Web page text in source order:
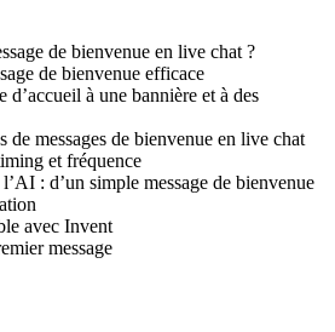
de bienvenue en live chat ?
de bienvenue efficace
d’accueil à une bannière et à des
de messages de bienvenue en live chat
et fréquence
: d’un simple message de bienvenue
avec Invent
message